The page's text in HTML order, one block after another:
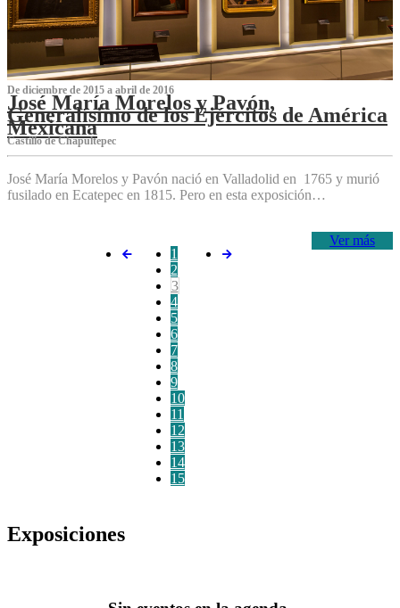
De diciembre de 2015 a abril de 2016
José María Morelos y Pavón,
Generalísimo de los Ejércitos de América
Mexicana
C‌astillo de Chapultepec
José María Morelos y Pavón nació en Valladolid en 1765 y murió
fusilado en Ecatepec en 1815. Pero en esta exposición…
Ver más
1
2
3
4
5
6
7
8
9
10
11
12
13
14
15
Exposiciones